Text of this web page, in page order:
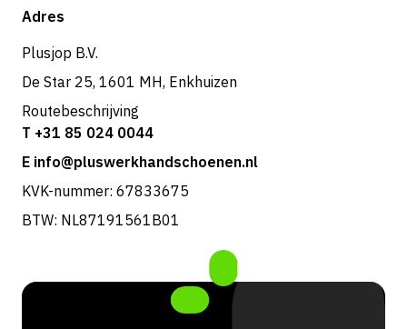
Shop
Adres
Plusjop B.V.
De Star 25, 1601 MH, Enkhuizen
Routebeschrijving
T +31 85 024 0044
E info@pluswerkhandschoenen.nl
KVK-nummer: 67833675
BTW: NL87191561B01